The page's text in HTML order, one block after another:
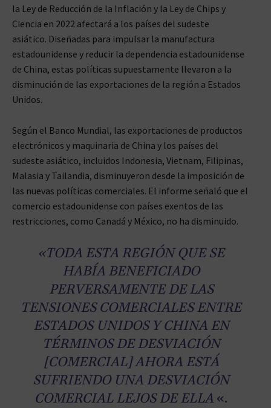
la Ley de Reducción de la Inflación y la Ley de Chips y
Ciencia en 2022 afectará a los países del sudeste
asiático. Diseñadas para impulsar la manufactura
estadounidense y reducir la dependencia estadounidense
de China, estas políticas supuestamente llevaron a la
disminución de las exportaciones de la región a Estados
Unidos.
Según el Banco Mundial, las exportaciones de productos
electrónicos y maquinaria de China y los países del
sudeste asiático, incluidos Indonesia, Vietnam, Filipinas,
Malasia y Tailandia, disminuyeron desde la imposición de
las nuevas políticas comerciales. El informe señaló que el
comercio estadounidense con países exentos de las
restricciones, como Canadá y México, no ha disminuido.
«TODA ESTA REGIÓN QUE SE
HABÍA BENEFICIADO
PERVERSAMENTE DE LAS
TENSIONES COMERCIALES ENTRE
ESTADOS UNIDOS Y CHINA EN
TÉRMINOS DE DESVIACIÓN
[COMERCIAL] AHORA ESTÁ
SUFRIENDO UNA DESVIACIÓN
COMERCIAL LEJOS DE ELLA «.